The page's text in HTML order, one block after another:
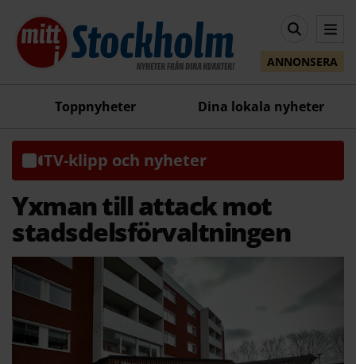
ANNONSERA
Toppnyheter Dina lokala nyheter
TV-klipp och nyheter
Yxman till attack mot
stadsdelsförvaltningen